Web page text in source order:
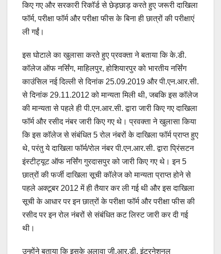
किए गए और सरकारी रिकॉर्ड से छेड़छाड़ करते हुए जरूरी दाखिला
फॉर्म, परीक्षा फॉर्म और परीक्षा फीस के बिना ही छात्रों की परीक्षाएं
ली गईं।
इस घोटाले का खुलासा करते हुए प्रवक्ता ने बताया कि के.डी.
कॉलेज ऑफ नर्सिंग, माहिलपुर, होशियारपुर को भारतीय नर्सिंग
काउंसिल नई दिल्ली से दिनांक 25.09.2019 और पी.एन.आर.सी.
से दिनांक 29.11.2012 को मान्यता मिली थी, जबकि इस कॉलेज
की मान्यता से पहले ही पी.एन.आर.सी. द्वारा जारी किए गए दाखिला
फॉर्म और रसीद नंबर जारी किए गए थे। प्रवक्ता ने खुलासा किया
कि इस कॉलेज से संबंधित 5 रोल नंबरों के दाखिला फॉर्म प्राप्त हुए
थे, परंतु ये दाखिला फॉर्म/रोल नंबर पी.एन.आर.सी. द्वारा प्रिंसटन
इंस्टीट्यूट ऑफ नर्सिंग गुरदासपुर को जारी किए गए थे। इन 5
छात्रों की फर्जी दाखिला सूची कॉलेज को मान्यता प्राप्त होने से
पहले अक्टूबर 2012 में ही तैयार कर ली गई थी और इस दाखिला
सूची के आधार पर इन छात्रों के परीक्षा फॉर्म और परीक्षा फीस की
रसीद पर इन रोल नंबरों से संबंधित कट लिस्ट जारी कर दी गई
थी।
उन्होंने बताया कि इसके अलावा जी.आर.डी. इंटरनेशनल